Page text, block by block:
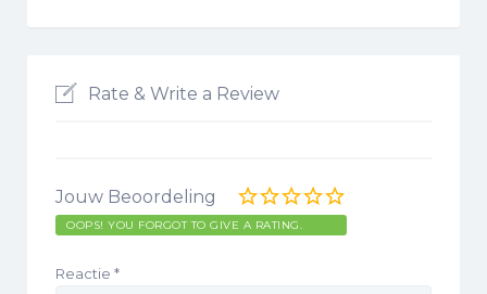
Rate & Write a Review
Jouw Beoordeling
OOPS! YOU FORGOT TO GIVE A RATING.
Reactie *